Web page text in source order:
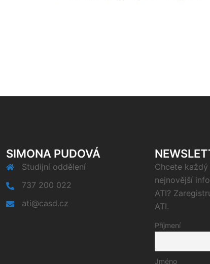
SIMONA PUDOVÁ
Studijní oddělení
737 200 022
ati@casd.cz
Chcete
nejnovější
ATI?
ATI.
Příjmení
Jméno